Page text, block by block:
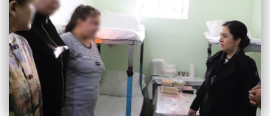
учреждениях принудительного лечения, а также
их представителей.